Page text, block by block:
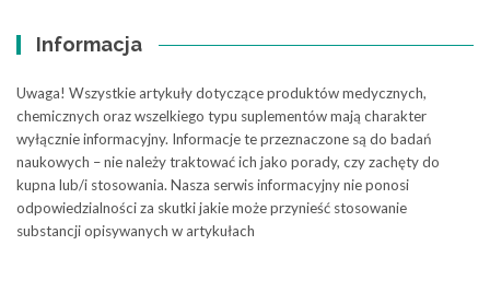
Informacja
Uwaga! Wszystkie artykuły dotyczące produktów medycznych,
chemicznych oraz wszelkiego typu suplementów mają charakter
wyłącznie informacyjny. Informacje te przeznaczone są do badań
naukowych – nie należy traktować ich jako porady, czy zachęty do
kupna lub/i stosowania. Nasza serwis informacyjny nie ponosi
odpowiedzialności za skutki jakie może przynieść stosowanie
substancji opisywanych w artykułach